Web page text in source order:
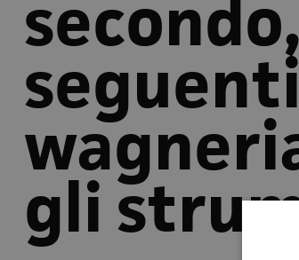
gli